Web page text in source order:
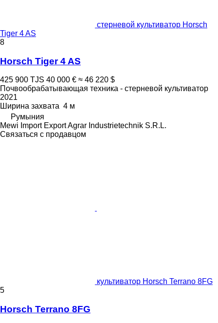
стерневой культиватор Horsch
Tiger 4 AS
8
Horsch Tiger 4 AS
425 900 TJS 40 000 € ≈ 46 220 $
Почвообрабатывающая техника - стерневой культиватор
2021
Ширина захвата 4 м
Румыния
Mewi Import Export Agrar Industrietechnik S.R.L.
Связаться с продавцом
культиватор Horsch Terrano 8FG
5
Horsch Terrano 8FG